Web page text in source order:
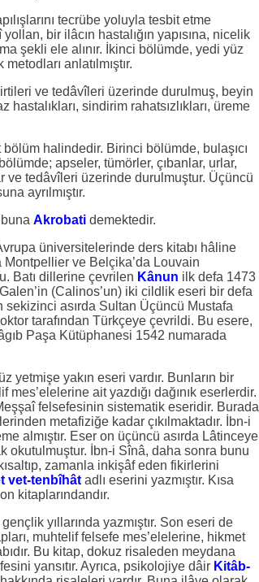
tecrübe yoluyla tesbit etme
bir ilâcın hastalığın yapısına, nicelik
şekli ele alınır. İkinci bölümde, yedi yüz
anlatılmıştır.
ve tedâvîleri üzerinde durulmuş, beyin
sindirim rahatsızlıkları, üreme
halindedir. Birinci bölümde, bulaşıcı
apseler, tümörler, çıbanlar, urlar,
ve tedâvîleri üzerinde durulmuştur. Üçüncü
ayrılmıştır.
Akrobati demektedir.
üniversitelerinde ders kitabı hâline
Montpellier ve Belçika’da Louvain
Batı dillerine çevrilen Kânun ilk defa 1473
(Calinos’un) iki cildlik eseri bir defa
sekizinci asırda Sultan Üçüncü Mustafa
tarafından Türkçeye çevrildi. Bu esere,
Paşa Kütüphanesi 1542 numarada
yetmişe yakın eseri vardır. Bunların bir
mes’elelerine ait yazdığı dağınık eserlerdir.
felsefesinin sistematik eseridir. Burada
metafiziğe kadar çıkılmaktadır. İbn-i
almıştır. Eser on üçüncü asırda Lâtinceye
okutulmuştur. İbn-i Sînâ, daha sonra bunu
zamanla inkişâf eden fikirlerini
vet-tenbîhât adlı eserini yazmıştır. Kısa
kitaplarındandır.
yıllarında yazmıştır. Son eseri de
muhtelif felsefe mes’elelerine, hikmet
Bu kitap, dokuz risaleden meydana
yansıtır. Ayrıca, psikolojiye dâir Kitâb-